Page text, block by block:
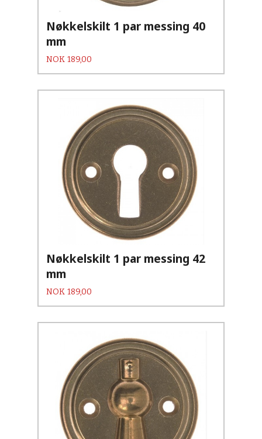
Nøkkelskilt 1 par messing 40
mm
Pris
NOK 189,00
Nøkkelskilt 1 par messing 42
mm
Pris
NOK 189,00